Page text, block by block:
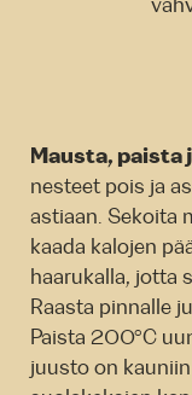
Mausta, paista
nesteet pois ja
astiaan. Sekoita
kaada kalojen
haarukalla, jotta
Raasta pinnalle
Paista 200°C
juusto on